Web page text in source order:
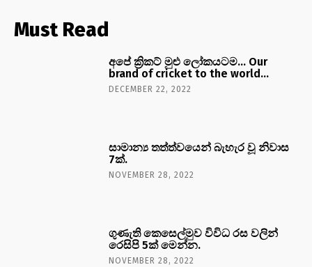
Must Read
අපේ ක්‍රිකට් මුළු ලෝකයටම… Our
brand of cricket to the world…
DECEMBER 22, 2022
සාමාන්‍ය තත්ත්වයෙන් බැහැර වූ නිවාස
7ක්.
NOVEMBER 28, 2022
ගුණැති කෙසෙල්මුව විවිධ රස වලින්
රෙසිපි 5ක් මෙන්න.
NOVEMBER 28, 2022